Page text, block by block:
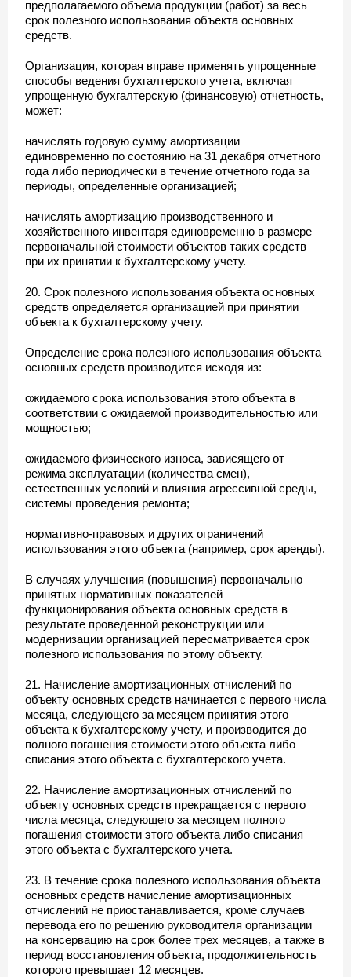
предполагаемого объема продукции (работ) за весь
срок полезного использования объекта основных
средств.
Организация, которая вправе применять упрощенные
способы ведения бухгалтерского учета, включая
упрощенную бухгалтерскую (финансовую) отчетность,
может:
начислять годовую сумму амортизации
единовременно по состоянию на 31 декабря отчетного
года либо периодически в течение отчетного года за
периоды, определенные организацией;
начислять амортизацию производственного и
хозяйственного инвентаря единовременно в размере
первоначальной стоимости объектов таких средств
при их принятии к бухгалтерскому учету.
20. Срок полезного использования объекта основных
средств определяется организацией при принятии
объекта к бухгалтерскому учету.
Определение срока полезного использования объекта
основных средств производится исходя из:
ожидаемого срока использования этого объекта в
соответствии с ожидаемой производительностью или
мощностью;
ожидаемого физического износа, зависящего от
режима эксплуатации (количества смен),
естественных условий и влияния агрессивной среды,
системы проведения ремонта;
нормативно-правовых и других ограничений
использования этого объекта (например, срок аренды).
В случаях улучшения (повышения) первоначально
принятых нормативных показателей
функционирования объекта основных средств в
результате проведенной реконструкции или
модернизации организацией пересматривается срок
полезного использования по этому объекту.
21. Начисление амортизационных отчислений по
объекту основных средств начинается с первого числа
месяца, следующего за месяцем принятия этого
объекта к бухгалтерскому учету, и производится до
полного погашения стоимости этого объекта либо
списания этого объекта с бухгалтерского учета.
22. Начисление амортизационных отчислений по
объекту основных средств прекращается с первого
числа месяца, следующего за месяцем полного
погашения стоимости этого объекта либо списания
этого объекта с бухгалтерского учета.
23. В течение срока полезного использования объекта
основных средств начисление амортизационных
отчислений не приостанавливается, кроме случаев
перевода его по решению руководителя организации
на консервацию на срок более трех месяцев, а также в
период восстановления объекта, продолжительность
которого превышает 12 месяцев.